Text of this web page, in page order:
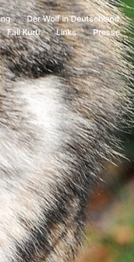
Der Wolf in Deutschland
Fall Kurti Links Presse